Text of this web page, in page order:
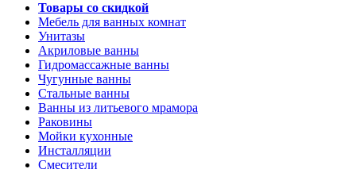
Товары со скидкой
Мебель для ванных комнат
Унитазы
Акриловые ванны
Гидромассажные ванны
Чугунные ванны
Стальные ванны
Ванны из литьевого мрамора
Раковины
Мойки кухонные
Инсталляции
Смесители